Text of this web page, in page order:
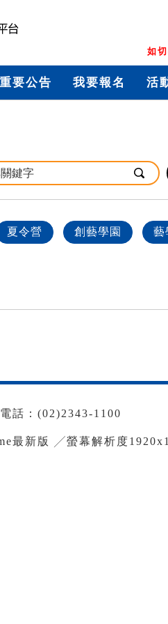
如
重要公告 我要報名 活
夏令營 創藝學園 藝
話：(02)2343-1100
最新版 ╱螢幕解析度